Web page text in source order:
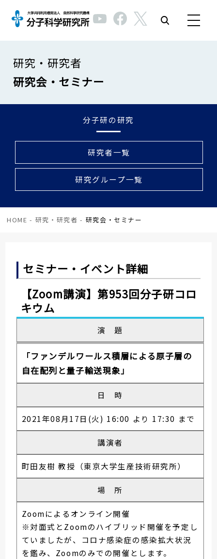
研究・研究者
研究会・セミナー
分子研の研究
研究者一覧
研究グループ一覧
HOME - 研究・研究者 - 研究会・セミナー
セミナー・イベント詳細
【Zoom講演】第953回分子研コロ
キウム
演 題
「ファンデルワールス積層による原子層の
自在配列と量子輸送現象」
日 時
2021年08月17日(火) 16:00 より 17:30 まで
講演者
町田友樹 教授（東京大学生産技術研究所）
場 所
Zoomによるオンライン開催
※対面式とZoomのハイブリッド開催を予定し
ていましたが、コロナ感染症の感染拡大状況
を鑑み、Zoomのみでの開催とします。